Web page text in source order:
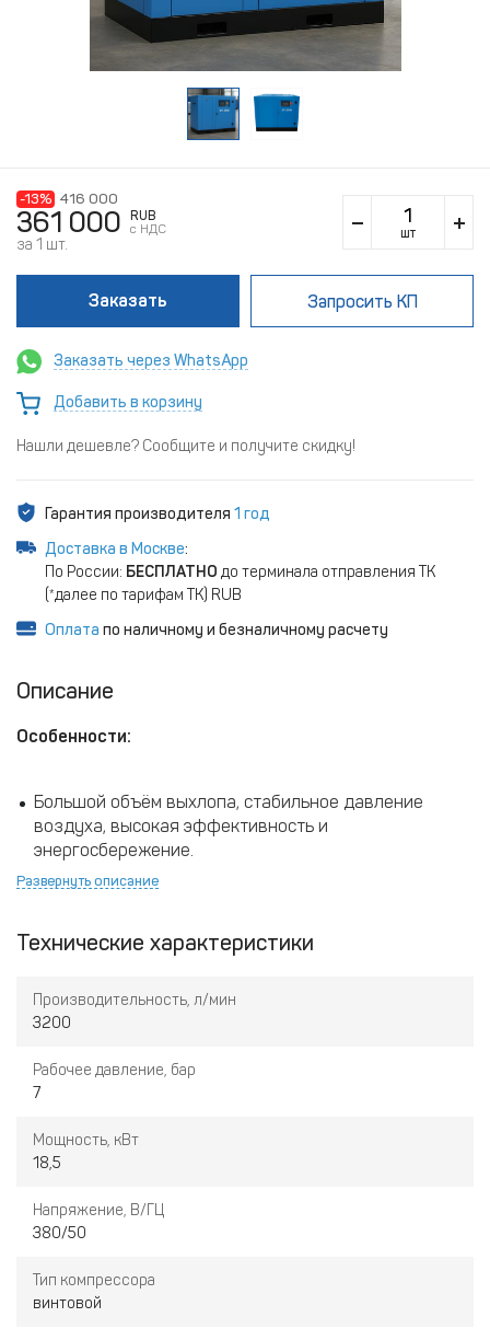
-13% 416 000
361 000
RUB
c НДС
за 1 шт.
шт
Заказать Запросить КП
Заказать через WhatsApp
Добавить в корзину
Нашли дешевле? Сообщите и получите скидку!
Гарантия производителя 1 год
Доставка в Москве:
По России: БЕСПЛАТНО до терминала отправления ТК
(*далее по тарифам ТК) RUB
Оплата по наличному и безналичному расчету
Описание
Особенности:
Большой объём выхлопа, стабильное давление
воздуха, высокая эффективность и
энергосбережение.
шума, низкая температура и долгий срок службы.
автоматического запуска и остановки при
нормальной работе без участия оператора.
Развернуть описание
Технические характеристики
Производительность, л/мин
3200
Рабочее давление, бар
7
Мощность, кВт
18,5
Напряжение, В/ГЦ
380/50
Тип компрессора
винтовой